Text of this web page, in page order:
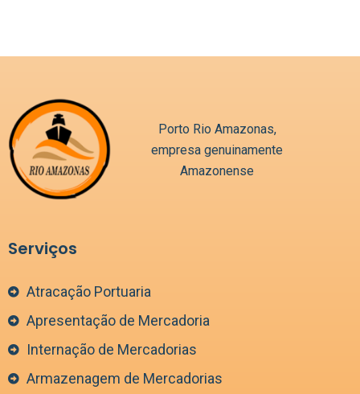
Porto Rio Amazonas,
empresa genuinamente
Amazonense
Serviços
Atracação Portuaria
Apresentação de Mercadoria
Internação de Mercadorias
Armazenagem de Mercadorias